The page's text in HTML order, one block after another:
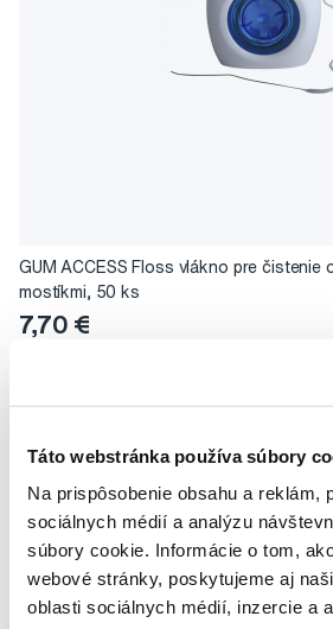
Táto webstránka používa súbory
Na prispôsobenie obsahu a reklám,
sociálnych médií a analýzu
súbory cookie. Informácie o tom,
webové stránky, poskytujeme aj
oblasti sociálnych médií, inzercie a
GUM ACCESS Floss vlákno pre čistenie
mostíkmi, 50 ks
7,70 €
Ihneď v 3